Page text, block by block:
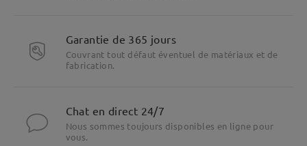
disposés le long des branches.
Garantie de 365 jours
Couvrant tout défaut éventuel de matériaux et de
fabrication.
Chat en direct 24/7
Nous sommes toujours disponibles en ligne pour
vous.